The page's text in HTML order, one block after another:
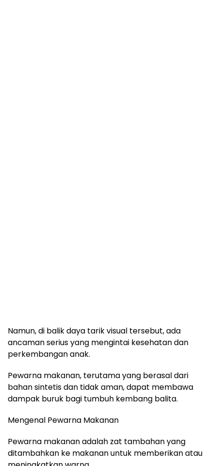
Namun, di balik daya tarik visual tersebut, ada
ancaman serius yang mengintai kesehatan dan
perkembangan anak.
Pewarna makanan, terutama yang berasal dari
bahan sintetis dan tidak aman, dapat membawa
dampak buruk bagi tumbuh kembang balita.
Mengenal Pewarna Makanan
Pewarna makanan adalah zat tambahan yang
ditambahkan ke makanan untuk memberikan atau